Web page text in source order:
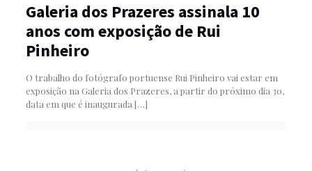
Galeria dos Prazeres assinala 10
anos com exposição de Rui
Pinheiro
O trabalho do fotógrafo portuense Rui Pinheiro vai estar em
exposição na Galeria dos Prazeres, a partir do próximo dia 30,
data em que é inaugurada […]